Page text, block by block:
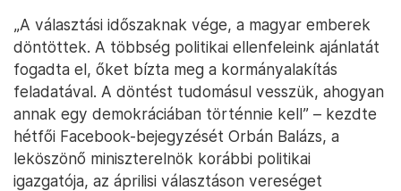
„A választási időszaknak vége, a magyar emberek
döntöttek. A többség politikai ellenfeleink ajánlatát
fogadta el, őket bízta meg a kormányalakítás
feladatával. A döntést tudomásul vesszük, ahogyan
annak egy demokráciában történnie kell” – kezdte
hétfői Facebook-bejegyzését Orbán Balázs, a
leköszönő miniszterelnök korábbi politikai
igazgatója, az áprilisi választáson vereséget